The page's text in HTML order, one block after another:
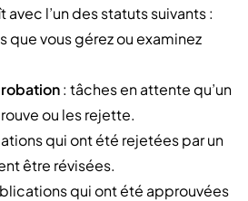
l’un des statuts suivants :
que vous gérez ou examinez
: tâches en attente qu’un
ou les rejette.
qui ont été rejetées par un
être révisées.
qui ont été approuvées